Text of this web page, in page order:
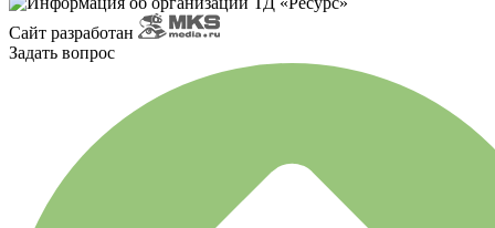
Сайт разработан
Задать вопрос